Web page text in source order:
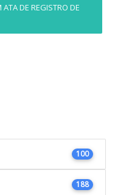
DE REGISTRO DE
100
188